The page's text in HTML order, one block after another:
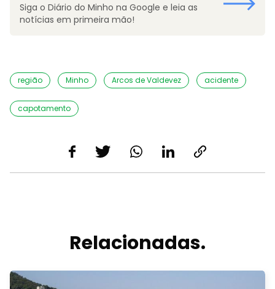
Siga o Diário do Minho na Google e leia as
notícias em primeira mão!
região Minho Arcos de Valdevez acidente
capotamento
Relacionadas.